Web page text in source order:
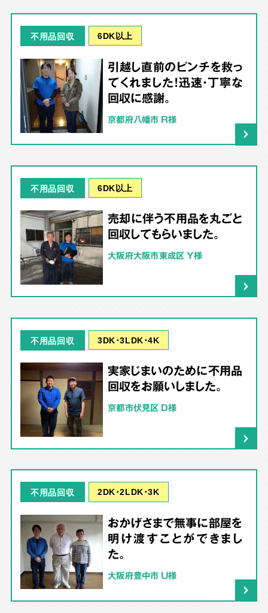
不用品回収 6DK以上
引越し直前のピンチを救っ
てくれました！迅速・丁寧な
回収に感謝。
京都府八幡市 R様
不用品回収 6DK以上
売却に伴う不用品を丸ごと
回収してもらいました。
大阪府大阪市東成区 Y様
不用品回収 3DK･3LDK･4K
実家じまいのために不用品
回収をお願いしました。
京都市伏見区 D様
不用品回収 2DK･2LDK･3K
おかげさまで無事に部屋を
明け渡すことができまし
た。
大阪府豊中市 U様